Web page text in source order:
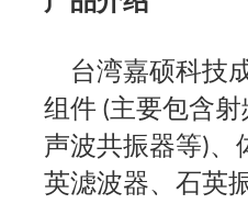
台湾嘉硕科技
组件 (主要包含
声波共振器等)、
英滤波器、石英